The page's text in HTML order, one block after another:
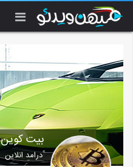
بیت کوین
درامد انلاین